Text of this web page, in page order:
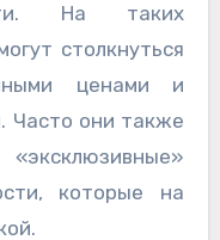
На таких
столкнуться
ценами и
Часто они также
которые на